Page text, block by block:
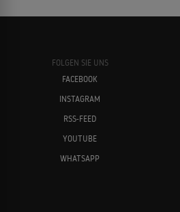
FOLGEN SIE UNS
FACEBOOK
INSTAGRAM
RSS-FEED
YOUTUBE
WHATSAPP